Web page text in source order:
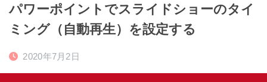
パワーポイントでスライドショーのタイ
ミング（自動再生）を設定する
2020年7月2日